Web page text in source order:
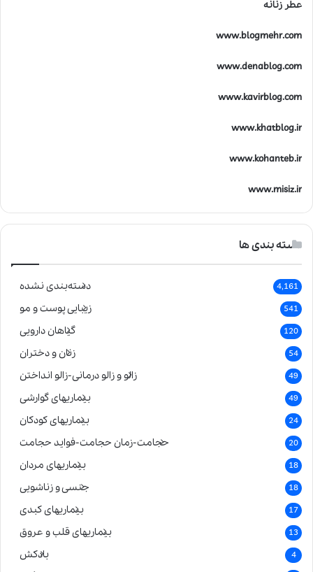
عطر زنانه
www.blogmehr.com
www.denablog.com
www.kavirblog.com
www.khatblog.ir
www.kohanteb.ir
www.misiz.ir
دسته بندی ها
دسته‌بندی نشده 4,161
زیبایی پوست و مو 541
گیاهان دارویی 120
زنان و دختران 54
زالو و زالو درمانی-زالو انداختن 49
بیماریهای گوارشی 49
بیماریهای کودکان 24
حجامت-زمان حجامت-فواید حجامت 20
بیماریهای مردان 18
جنسی و زناشویی 18
بیماریهای کبدی 17
بیماریهای قلب و عروق 13
بادکش 4